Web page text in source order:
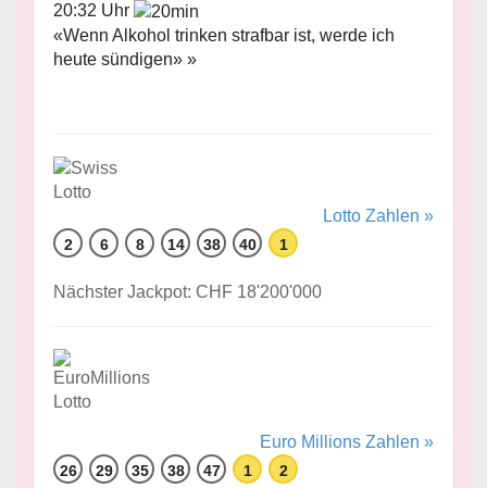
20:32 Uhr
«Wenn Alkohol trinken strafbar ist, werde ich
heute sündigen» »
Lotto Zahlen »
2 6 8 14 38 40 1
Nächster Jackpot: CHF 18'200'000
Euro Millions Zahlen »
26 29 35 38 47 1 2